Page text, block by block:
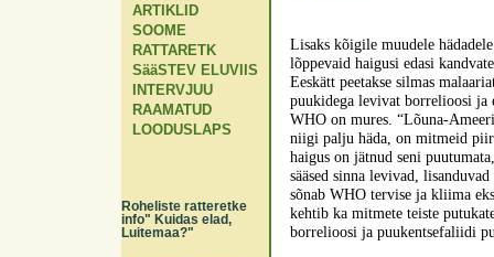
ARTIKLID
SOOME
RATTARETK
SääSTEV ELUVIIS
INTERVJUU
RAAMATUD
LOODUSLAPS
Roheliste ratteretke
info" Kuidas elad,
Luitemaa?"
Lisaks kõigile muudele
lõppevaid haigusi edasi
Eeskätt peetakse silmas
puukidega levivat borrelioosi ja
WHO on mures. “Lõuna-
niigi palju häda, on mitmeid
haigus on jätnud seni
sääsed sinna levivad,
sõnab WHO tervise ja kliima
kehtib ka mitmete teiste
borrelioosi ja puukentsefaliidi